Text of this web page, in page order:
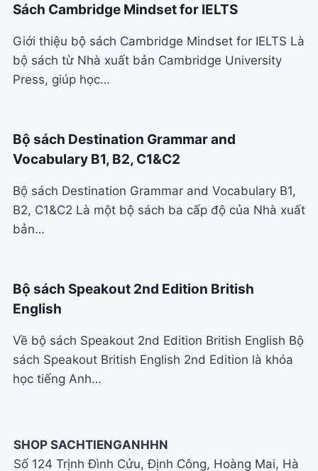
Sách Cambridge Mindset for IELTS
Giới thiệu bộ sách Cambridge Mindset for IELTS Là
bộ sách từ Nhà xuất bản Cambridge University
Press, giúp học…
Bộ sách Destination Grammar and
Vocabulary B1, B2, C1&C2
Bộ sách Destination Grammar and Vocabulary B1,
B2, C1&C2 Là một bộ sách ba cấp độ của Nhà xuất
bản…
Bộ sách Speakout 2nd Edition British
English
Về bộ sách Speakout 2nd Edition British English Bộ
sách Speakout British English 2nd Edition là khóa
học tiếng Anh…
SHOP SACHTIENGANHHN
Số 124 Trịnh Đình Cửu, Định Công, Hoàng Mai, Hà